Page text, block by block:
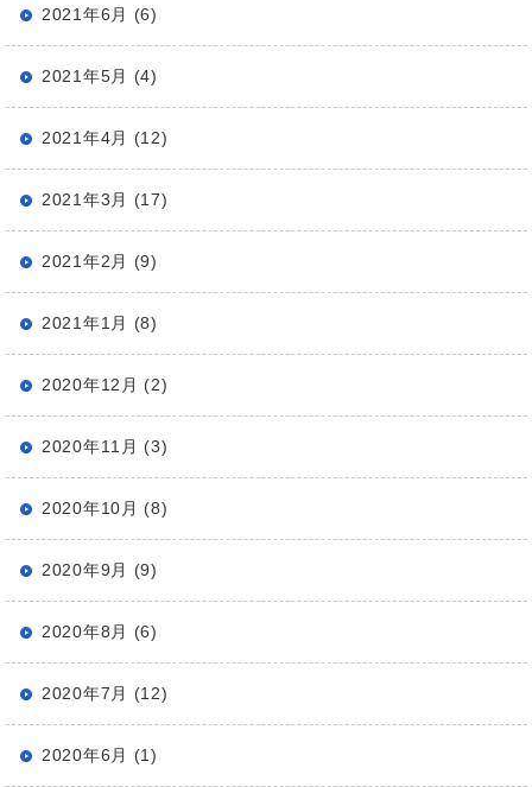
2021年6月 (6)
2021年5月 (4)
2021年4月 (12)
2021年3月 (17)
2021年2月 (9)
2021年1月 (8)
2020年12月 (2)
2020年11月 (3)
2020年10月 (8)
2020年9月 (9)
2020年8月 (6)
2020年7月 (12)
2020年6月 (1)